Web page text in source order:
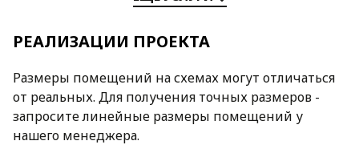
РЕАЛИЗАЦИИ ПРОЕКТА
Размеры помещений на схемах могут отличаться
от реальных. Для получения точных размеров -
запросите линейные размеры помещений у
нашего менеджера.